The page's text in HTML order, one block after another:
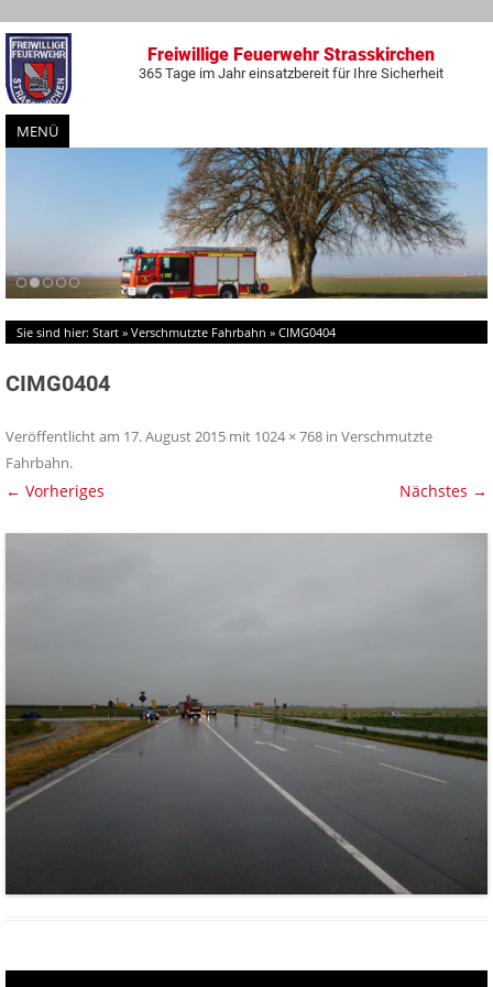
Freiwillige Feuerwehr Strasskirchen
365 Tage im Jahr einsatzbereit für Ihre Sicherheit
MENÜ
Zum
Inhalt
springen
Sie sind hier: Start » Verschmutzte Fahrbahn » CIMG0404
CIMG0404
Veröffentlicht am 17. August 2015 mit 1024 × 768 in Verschmutzte
Fahrbahn.
← Vorheriges Nächstes →